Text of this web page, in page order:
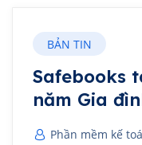
BẢN TIN
Safebooks
năm Gia
Phần mềm kế